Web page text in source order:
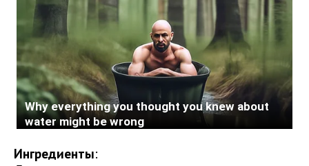
Ингредиенты: